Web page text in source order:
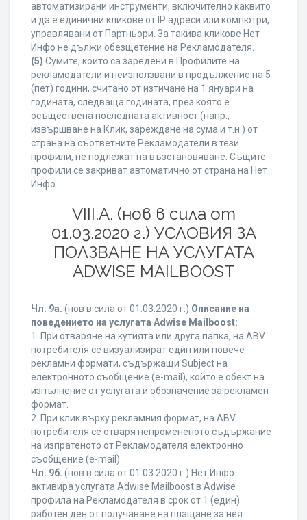
автоматизирани инструменти, включително каквито
и да е единични кликове от IP адреси или компютри,
управлявани от Партньори. За такива кликове Нет
Инфо не дължи обезщетение на Рекламодателя.
(5) Сумите, които са заредени в Профилите на
рекламодатели и неизползвани в продължение на 5
(пет) години, считано от изтичане на 1 януари на
годината, следваща годината, през която е
осъществена последната активност (напр.,
извършване на Клик, зареждане на сума и т.н.) от
страна на съответните Рекламодатели в тези
профили, не подлежат на възстановяване. Същите
профили се закриват автоматично от страна на Нет
Инфо.
VIII.A. (нов в сила от
01.03.2020 г.) УСЛОВИЯ ЗА
ПОЛЗВАНЕ НА УСЛУГАТА
ADWISE MAILBOOST
Чл. 9а. (нов в сила от 01.03.2020 г.) Описание на
поведението на услугата Adwise Mailboost:
1. При отваряне на кутията или друга папка, на ABV
потребителя се визуализират един или повече
рекламни формати, съдържащи Subject на
електронното съобщение (e-mail), който е обект на
изпълнение от услугата и обозначение за рекламен
формат.
2. При клик върху рекламния формат, на ABV
потребителя се отваря непромененото съдържание
на изпратеното от Рекламодателя електронно
съобщение (e-mail).
Чл. 9б. (нов в сила от 01.03.2020 г.) Нет Инфо
активира услугата Adwise Mailboost в Adwise
профила на Рекламодателя в срок от 1 (един)
работен ден от получаване на плащане за нея.